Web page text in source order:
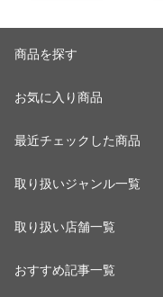
商品を探す
お気に入り商品
最近チェックした商品
取り扱いジャンル一覧
取り扱い店舗一覧
おすすめ記事一覧